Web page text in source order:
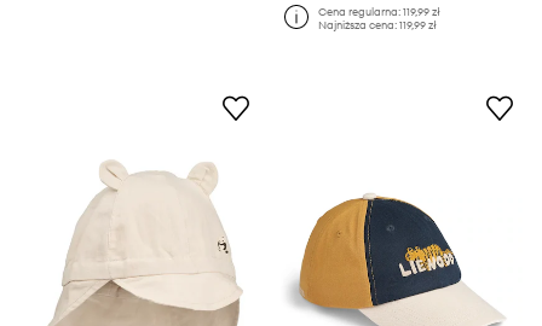
Cena regularna:119,99 zł
Najniższa cena:119,99 zł